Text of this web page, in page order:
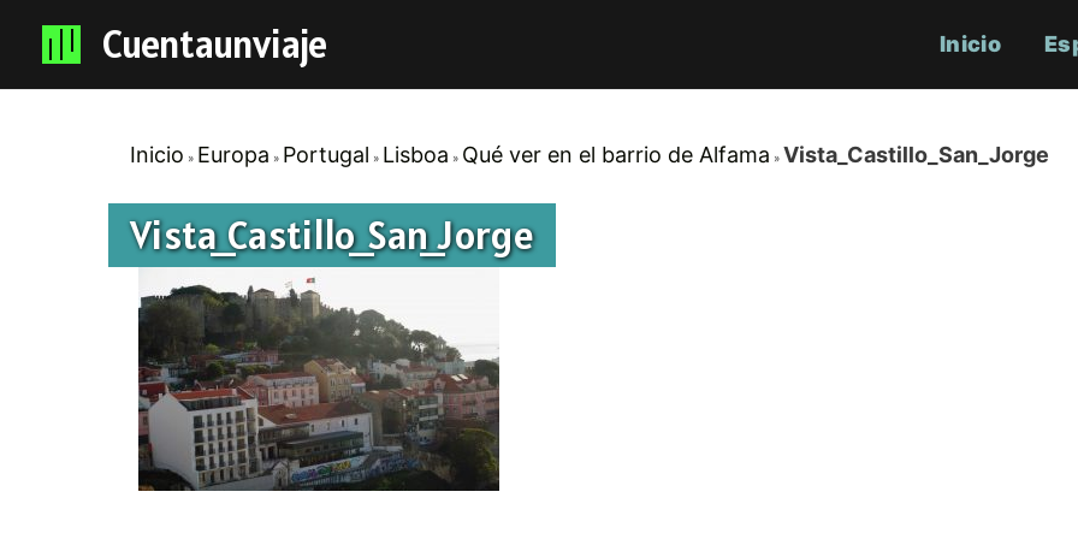
Cuentaunviaje Inicio
Inicio Europa Portugal Lisboa Qué ver en el barrio de Alfama Vista_Castillo_San_Jorge
Vista_Castillo_San_Jorge